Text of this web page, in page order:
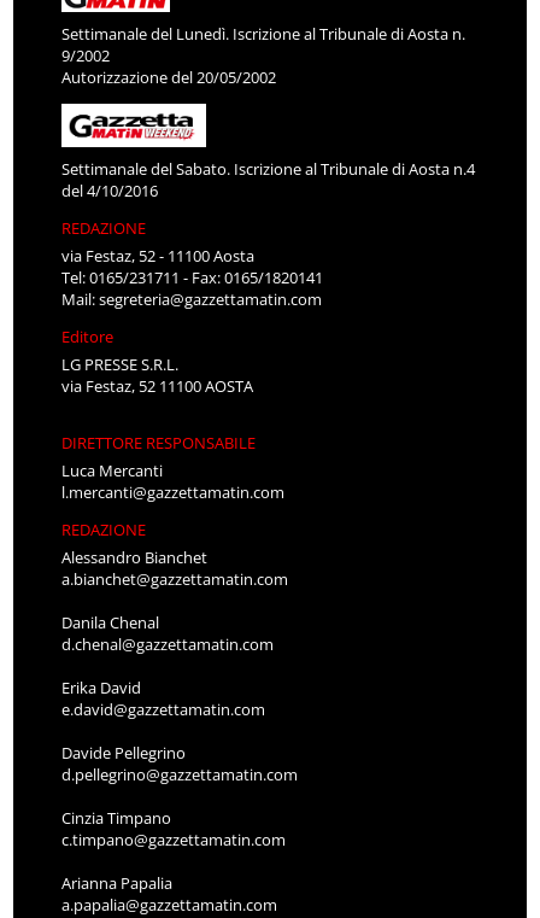
Settimanale del Lunedì. Iscrizione al Tribunale di Aosta n.
9/2002
Autorizzazione del 20/05/2002
Settimanale del Sabato. Iscrizione al Tribunale di Aosta n.4
del 4/10/2016
REDAZIONE
via Festaz, 52 - 11100 Aosta
Tel: 0165/231711 - Fax: 0165/1820141
Mail:segreteria@gazzettamatin.com
Editore
LG PRESSE S.R.L.
via Festaz, 52 11100 AOSTA
DIRETTORE RESPONSABILE
Luca Mercanti
l.mercanti@gazzettamatin.com
REDAZIONE
Alessandro Bianchet
a.bianchet@gazzettamatin.com
Danila Chenal
d.chenal@gazzettamatin.com
Erika David
e.david@gazzettamatin.com
Davide Pellegrino
d.pellegrino@gazzettamatin.com
Cinzia Timpano
c.timpano@gazzettamatin.com
Arianna Papalia
a.papalia@gazzettamatin.com